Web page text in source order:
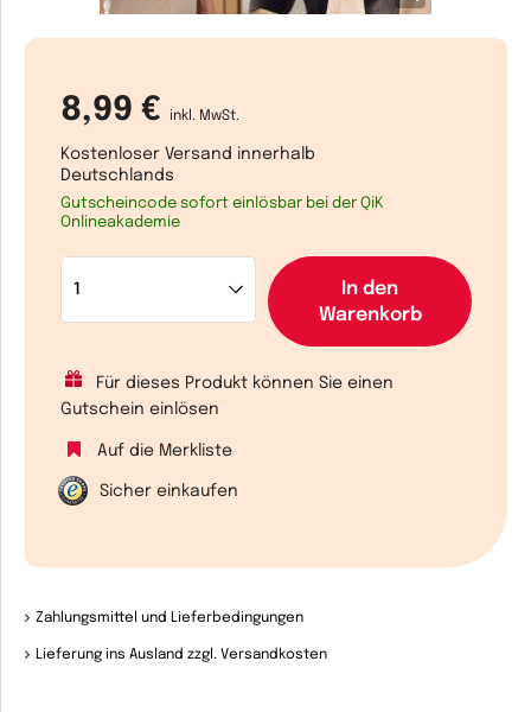
8,99 € inkl. MwSt.
Kostenloser Versand innerhalb
Deutschlands
Gutscheincode sofort einlösbar bei der QiK
Onlineakademie
In den
Warenkorb
Für dieses Produkt können Sie einen
Gutschein einlösen
Auf die Merkliste
Sicher einkaufen
Zahlungsmittel und Lieferbedingungen
Lieferung ins Ausland zzgl. Versandkosten